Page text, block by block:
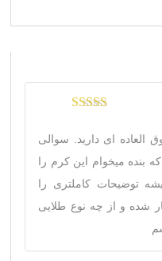
العاده ای دارید. سوالی
بنده میخوام این کرم را
توضیحات کاملتری را
شده و از چه نوع طلایی